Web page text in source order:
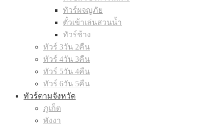
ทัวร์ผจญภัย
ตั๋วเข้าเล่นสวนน้ำ
ทัวร์ช้าง
ทัวร์ 3วัน 2คืน
ทัวร์ 4วัน 3คืน
ทัวร์ 5วัน 4คืน
ทัวร์ 6วัน 5คืน
ทัวร์ตามจังหวัด
ภูเก็ต
พังงา